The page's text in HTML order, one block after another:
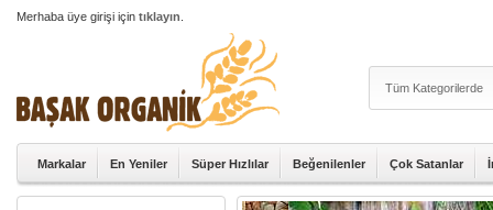
Merhaba üye girişi için tıklayın
Markalar En Yeniler Süper Hızlılar Beğenilenler Çok Satanlar